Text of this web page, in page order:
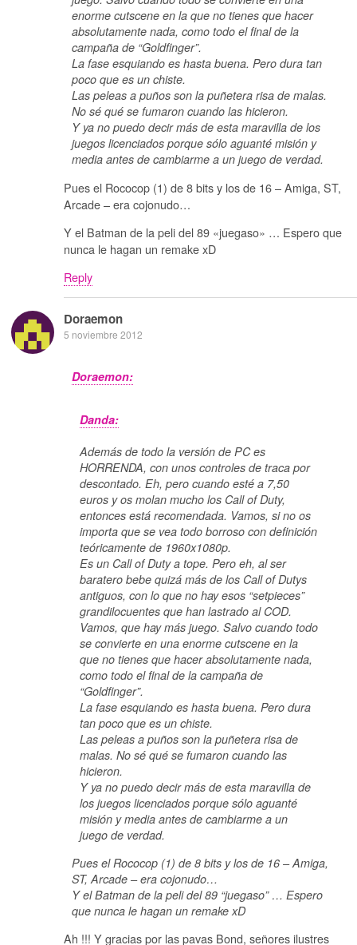
enorme cutscene en la que no tienes que hacer
absolutamente nada, como todo el final de la
campaña de “Goldfinger”.
La fase esquiando es hasta buena. Pero dura tan
poco que es un chiste.
Las peleas a puños son la puñetera risa de malas.
No sé qué se fumaron cuando las hicieron.
Y ya no puedo decir más de esta maravilla de los
juegos licenciados porque sólo aguanté misión y
media antes de cambiarme a un juego de verdad.
Pues el Rococop (1) de 8 bits y los de 16 – Amiga, ST,
Arcade – era cojonudo…
Y el Batman de la peli del 89 «juegaso» … Espero que
nunca le hagan un remake xD
Reply
Doraemon
5 noviembre 2012
Doraemon:
Danda:
Además de todo la versión de PC es
HORRENDA, con unos controles de traca por
descontado. Eh, pero cuando esté a 7,50
euros y os molan mucho los Call of Duty,
entonces está recomendada. Vamos, si no os
importa que se vea todo borroso con definición
teóricamente de 1960x1080p.
Es un Call of Duty a tope. Pero eh, al ser
baratero bebe quizá más de los Call of Dutys
antiguos, con lo que no hay esos “setpieces”
grandilocuentes que han lastrado al COD.
Vamos, que hay más juego. Salvo cuando todo
se convierte en una enorme cutscene en la
que no tienes que hacer absolutamente nada,
como todo el final de la campaña de
“Goldfinger”.
La fase esquiando es hasta buena. Pero dura
tan poco que es un chiste.
Las peleas a puños son la puñetera risa de
malas. No sé qué se fumaron cuando las
hicieron.
Y ya no puedo decir más de esta maravilla de
los juegos licenciados porque sólo aguanté
misión y media antes de cambiarme a un
juego de verdad.
Pues el Rococop (1) de 8 bits y los de 16 – Amiga,
ST, Arcade – era cojonudo…
Y el Batman de la peli del 89 “juegaso” … Espero
que nunca le hagan un remake xD
Ah !!! Y gracias por las pavas Bond, señores ilustres